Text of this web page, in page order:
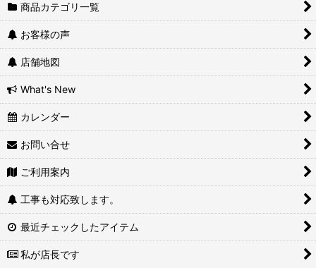
商品カテゴリ一覧
お客様の声
店舗地図
What's New
カレンダー
お問い合せ
ご利用案内
工事も対応致します。
最近チェックしたアイテム
私が店長です